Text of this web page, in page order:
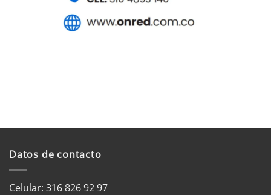
Datos de contacto
Celular: 316 826 92 97